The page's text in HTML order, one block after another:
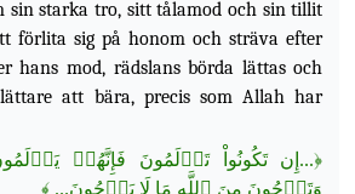
sin starka tro, sitt tålamod och sin tillit
förlita sig på honom och sträva efter
hans mod, rädslans börda lättas och
att bära, precis som Allah har
﴿...إِن تَكُونُواْ تَأۡلَمُونَ فَإِنَّهُمۡ
وَتَرۡجُونَ مِنَ ٱللَّهِ مَا لَا يَرۡجُونَ... ﴾